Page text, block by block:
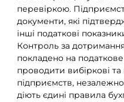
перевіркою.
документи, які
інші податкові
Контроль за
покладено на
проводити вибіркові
підприємств, незалежно
діють єдині правила